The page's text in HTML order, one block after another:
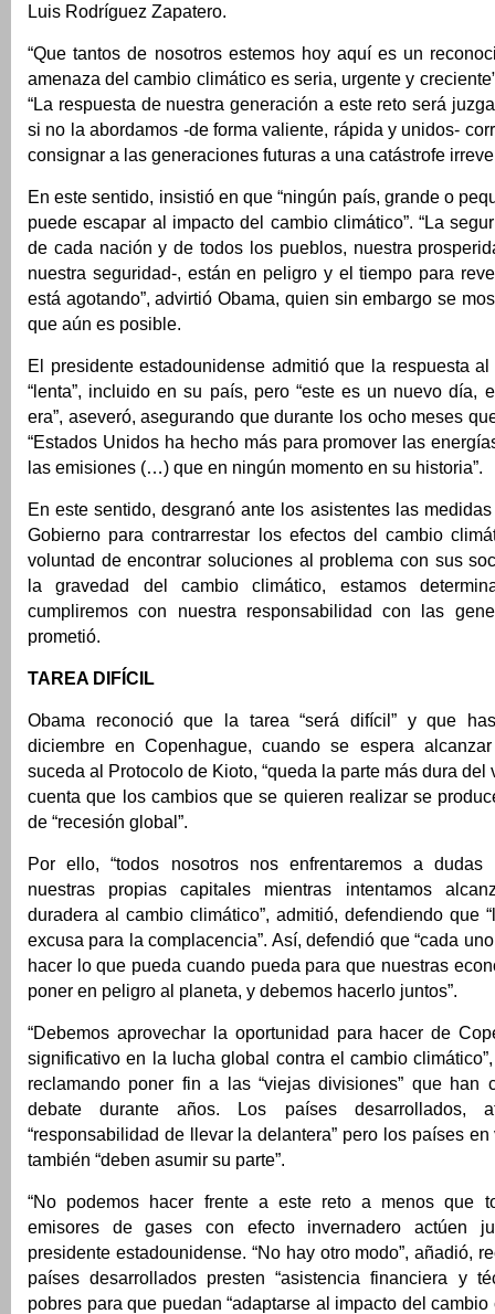
Luis Rodríguez Zapatero.
“Que tantos de nosotros estemos hoy aquí es un
amenaza del cambio climático es seria, urgente y
“La respuesta de nuestra generación a este reto será
si no la abordamos -de forma valiente, rápida y unidos-
consignar a las generaciones futuras a una catástrofe
En este sentido, insistió en que “ningún país, grande o
puede escapar al impacto del cambio climático”. “La
de cada nación y de todos los pueblos, nuestra
nuestra seguridad-, están en peligro y el tiempo para
está agotando”, advirtió Obama, quien sin embargo se
que aún es posible.
El presidente estadounidense admitió que la respuesta
“lenta”, incluido en su país, pero “este es un nuevo día,
era”, aseveró, asegurando que durante los ocho meses
“Estados Unidos ha hecho más para promover las
las emisiones (…) que en ningún momento en su historia”.
En este sentido, desgranó ante los asistentes las
Gobierno para contrarrestar los efectos del cambio
voluntad de encontrar soluciones al problema con sus
la gravedad del cambio climático, estamos
cumpliremos con nuestra responsabilidad con las
prometió.
TAREA DIFÍCIL
Obama reconoció que la tarea “será difícil” y que
diciembre en Copenhague, cuando se espera
suceda al Protocolo de Kioto, “queda la parte más dura del
cuenta que los cambios que se quieren realizar se
de “recesión global”.
Por ello, “todos nosotros nos enfrentaremos a
nuestras propias capitales mientras intentamos
duradera al cambio climático”, admitió, defendiendo que
excusa para la complacencia”. Así, defendió que “cada
hacer lo que pueda cuando pueda para que nuestras
poner en peligro al planeta, y debemos hacerlo juntos”.
“Debemos aprovechar la oportunidad para hacer de
significativo en la lucha global contra el cambio
reclamando poner fin a las “viejas divisiones” que han
debate durante años. Los países desarrollados,
“responsabilidad de llevar la delantera” pero los países
también “deben asumir su parte”.
“No podemos hacer frente a este reto a menos que
emisores de gases con efecto invernadero actúen
presidente estadounidense. “No hay otro modo”, añadió,
países desarrollados presten “asistencia financiera y
pobres para que puedan “adaptarse al impacto del